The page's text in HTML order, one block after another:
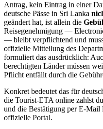
Antrag, kein Eintrag in einer
deutsche Pässe in Sri Lanka
geändert hat, ist allein die
Reisegenehmigung —
— bleibt verpflichtend und
offizielle Mitteilung des
formuliert das ausdrücklich:
berechtigten Länder müssen
Pflicht entfällt durch die
Konkret bedeutet das für
die Tourist-ETA online zahlst
und die Bestätigung per E-Mail
offizielle Portal.